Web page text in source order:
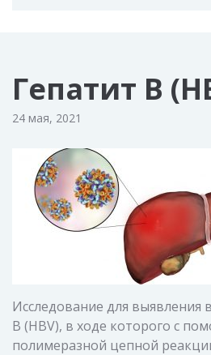
Гепатит B
24 мая, 2021
Исследование для выявления
B (HBV), в ходе которого с
полимеразной цепной